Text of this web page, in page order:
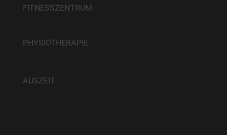
FITNESSZENTRUM
PHYSIOTHERAPIE
AUSZEIT